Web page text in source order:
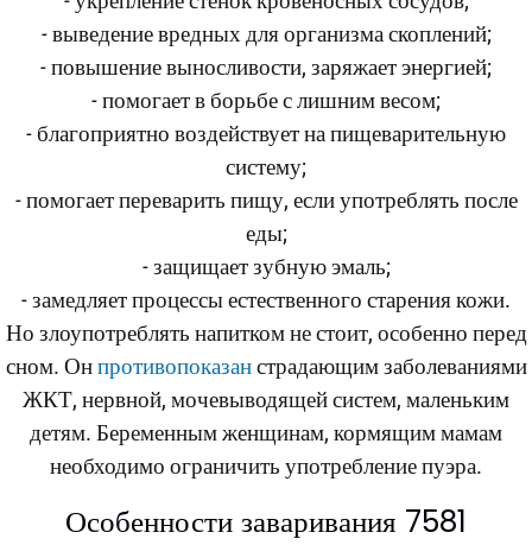
- выведение вредных для организма скоплений;
- повышение выносливости, заряжает энергией;
- помогает в борьбе с лишним весом;
- благоприятно воздействует на пищеварительную
систему;
- помогает переварить пищу, если употреблять после
еды;
- защищает зубную эмаль;
- замедляет процессы естественного старения кожи.
Но злоупотреблять напитком не стоит, особенно перед
сном. Онпротивопоказанстрадающим заболеваниями
ЖКТ, нервной, мочевыводящей систем, маленьким
детям. Беременным женщинам, кормящим мамам
необходимо ограничить употребление пуэра.
Особенности заваривания 7581